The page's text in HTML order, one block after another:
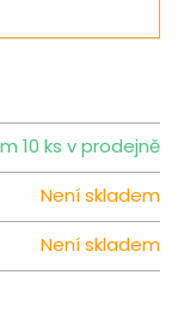
10 ks v prodejně
Není skladem
Není skladem